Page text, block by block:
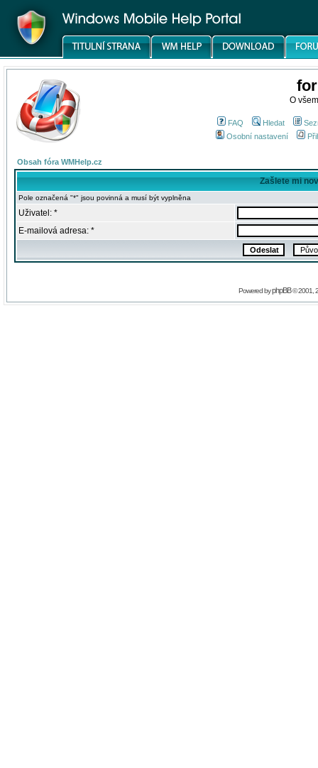
O
FAQ Hledat
Osobní nastavení
Obsah fóra WMHelp.cz
Zašlete mi
Pole označená "*" jsou povinná a musí být vyplněna
Uživatel: *
E-mailová adresa: *
Powered byphpBB© 2001,